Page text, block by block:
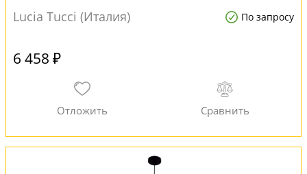
Lucia Tucci (Италия)
По запросу
6 458 ₽